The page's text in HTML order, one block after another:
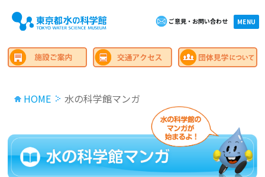
ご意見・お問い合わせ MENU
×close
HOME 水の科学館マンガ